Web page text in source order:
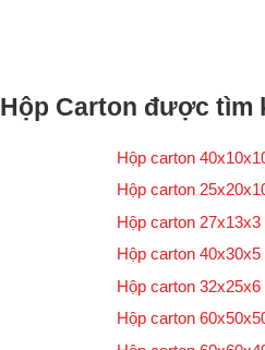
Carton được tìm
Hộp carton
Hộp carton
Hộp carton 27x13x3
Hộp carton 40x30x5
Hộp carton 32x25x6
Hộp carton